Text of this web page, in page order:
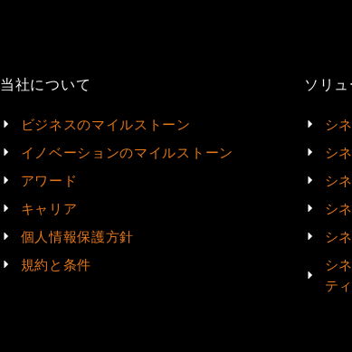
当社について
ビジネスのマイルストーン
イノベーションのマイルストーン
アワード
キャリア
個人情報保護方針
規約と条件
ソリ
シ
シ
シ
シ
シ
シ
テ